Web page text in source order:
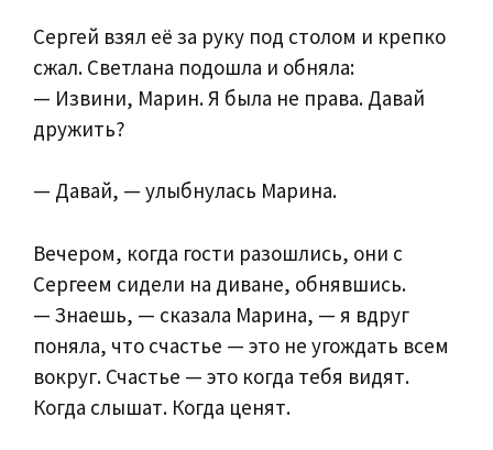
Сергей взял её за руку под столом и крепко
сжал. Светлана подошла и обняла:
— Извини, Марин. Я была не права. Давай
дружить?
— Давай, — улыбнулась Марина.
Вечером, когда гости разошлись, они с
Сергеем сидели на диване, обнявшись.
— Знаешь, — сказала Марина, — я вдруг
поняла, что счастье — это не угождать всем
вокруг. Счастье — это когда тебя видят.
Когда слышат. Когда ценят.